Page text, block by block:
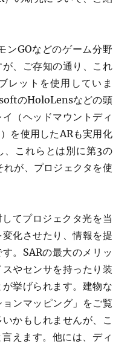
ンGOなどのゲーム分野
、ご存知の通り、これ
レットを使用していま
のHoloLensなどの頭
（ヘッドマウントディ
を使用したARも実用化
、これらとは別に第3の
が、プロジェクタを使
てプロジェクタ光を当
化させたり、情報を提
。SARの最大のメリッ
やセンサを持ったり装
挙げられます。建物な
ンマッピング」をご覧
かもしれませんが、こ
えます。他には、ディ